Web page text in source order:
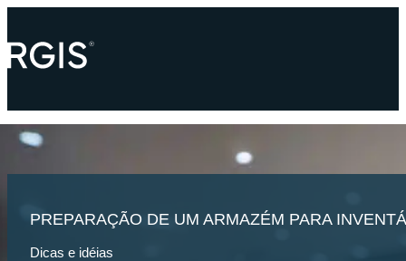
PREPARAÇÃO DE UM ARMAZÉM PARA
Dicas e idéias